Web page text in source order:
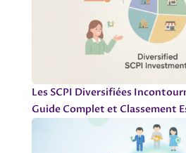
Les SCPI Diversifiées
Guide Complet et Classement